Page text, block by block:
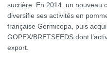
sucrière. En 2014, un nouveau
diversifie ses activités en
française Germicopa, puis
GOPEX/BRETSEEDS dont
export.